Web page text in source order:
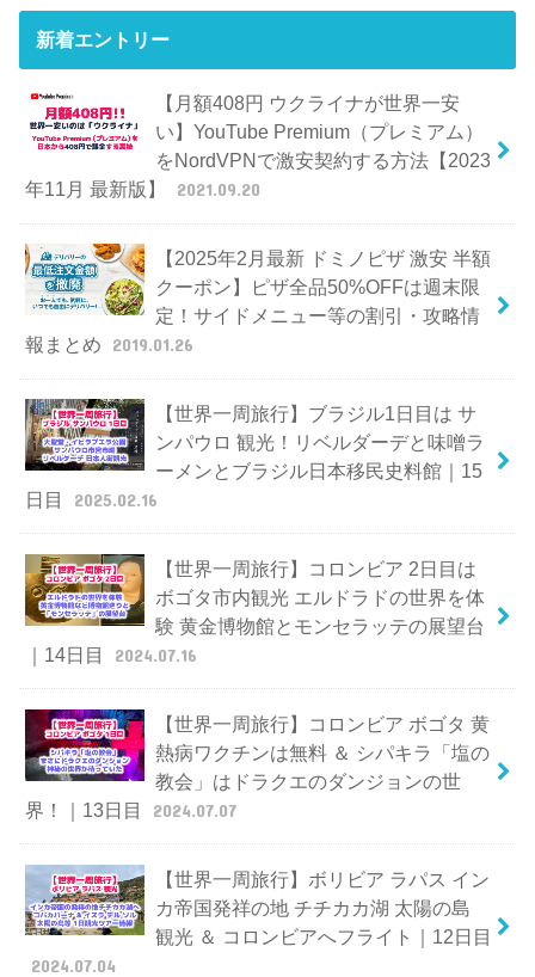
新着エントリー
【月額408円 ウクライナが世界一安
い】YouTube Premium（プレミアム）
をNordVPNで激安契約する方法【2023
年11月 最新版】
2021.09.20
【2025年2月最新 ドミノピザ 激安 半額
クーポン】ピザ全品50%OFFは週末限
定！サイドメニュー等の割引・攻略情
報まとめ
2019.01.26
【世界一周旅行】ブラジル1日目は サ
ンパウロ 観光！リベルダーデと味噌ラ
ーメンとブラジル日本移民史料館｜15
日目
2025.02.16
【世界一周旅行】コロンビア 2日目は
ボゴタ市内観光 エルドラドの世界を体
験 黄金博物館とモンセラッテの展望台
｜14日目
2024.07.16
【世界一周旅行】コロンビア ボゴタ 黄
熱病ワクチンは無料 ＆ シパキラ「塩の
教会」はドラクエのダンジョンの世
界！｜13日目
2024.07.07
【世界一周旅行】ボリビア ラパス イン
カ帝国発祥の地 チチカカ湖 太陽の島
観光 ＆ コロンビアへフライト｜12日目
2024.07.04